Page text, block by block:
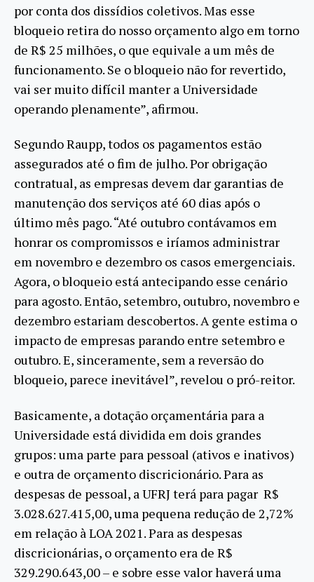
por conta dos dissídios coletivos. Mas esse
bloqueio retira do nosso orçamento algo em torno
de R$ 25 milhões, o que equivale a um mês de
funcionamento. Se o bloqueio não for revertido,
vai ser muito difícil manter a Universidade
operando plenamente”, afirmou.
Segundo Raupp, todos os pagamentos estão
assegurados até o fim de julho. Por obrigação
contratual, as empresas devem dar garantias de
manutenção dos serviços até 60 dias após o
último mês pago. “Até outubro contávamos em
honrar os compromissos e iríamos administrar
em novembro e dezembro os casos emergenciais.
Agora, o bloqueio está antecipando esse cenário
para agosto. Então, setembro, outubro, novembro e
dezembro estariam descobertos. A gente estima o
impacto de empresas parando entre setembro e
outubro. E, sinceramente, sem a reversão do
bloqueio, parece inevitável”, revelou o pró-reitor.
Basicamente, a dotação orçamentária para a
Universidade está dividida em dois grandes
grupos: uma parte para pessoal (ativos e inativos)
e outra de orçamento discricionário. Para as
despesas de pessoal, a UFRJ terá para pagar R$
3.028.627.415,00, uma pequena redução de 2,72%
em relação à LOA 2021. Para as despesas
discricionárias, o orçamento era de R$
329.290.643,00 – e sobre esse valor haverá uma